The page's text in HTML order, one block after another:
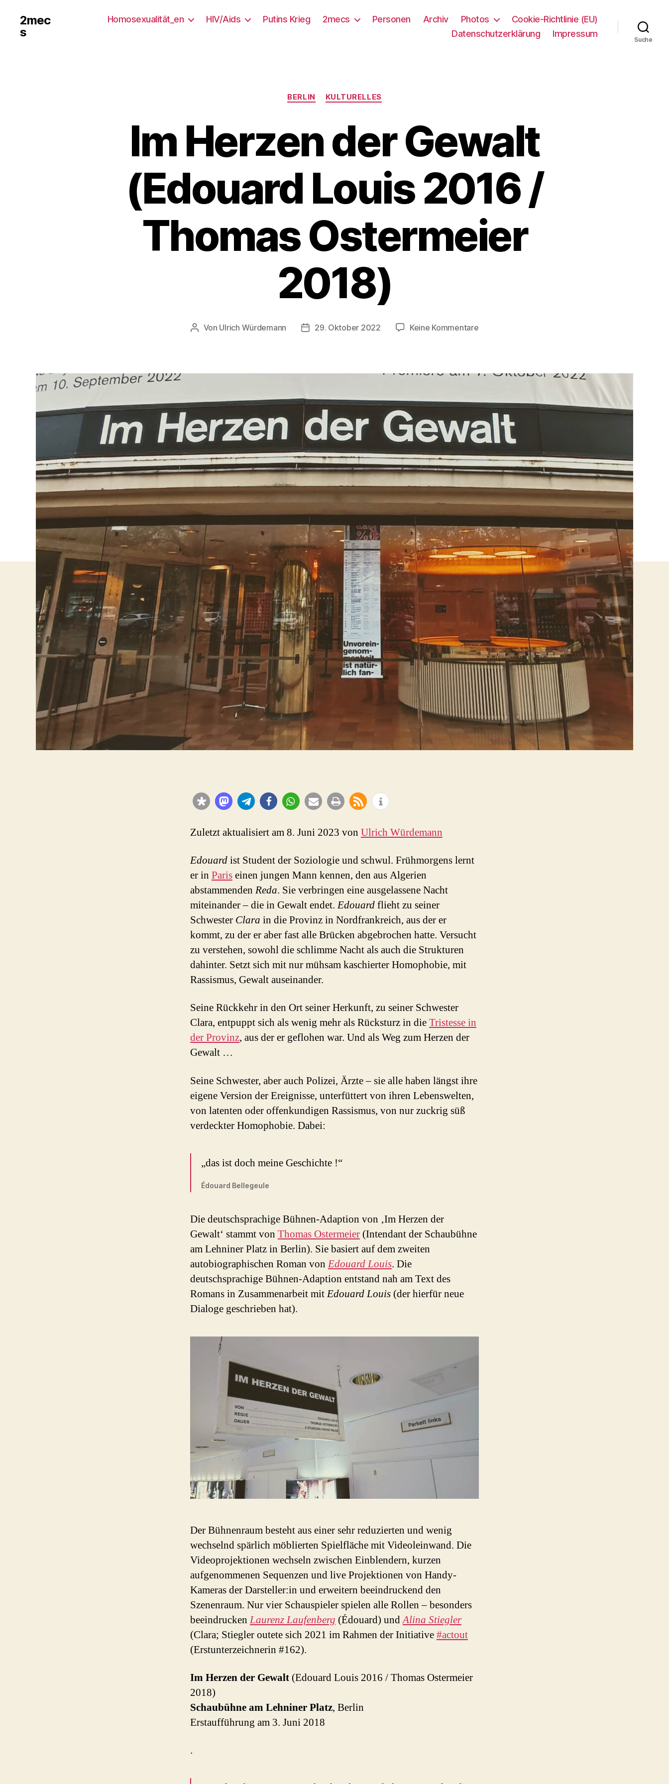
2mec
s
Homosexualität_en HIV/Aids Putins Krieg 2mecs Personen Archiv Photos
Cookie-Richtlinie (EU)
Datenschutzerklärung
Impressum
Suche
Kategorien
BERLIN KULTURELLES
Im Herzen der Gewalt
(Edouard Louis 2016 /
Thomas Ostermeier
2018)
Beitragsautor
Von Ulrich Würdemann Beitragsdatum
29. Oktober 2022 Keine Kommentarezu
Gewalt
2016
/
Thomas
Ostermeier
2018)
Zuletzt aktualisiert am 8. Juni 2023 von Ulrich Würdemann
Edouardist Student der Soziologie und schwul. Frühmorgens lernt
er in Pariseinen jungen Mann kennen, den aus Algerien
abstammenden Reda. Sie verbringen eine ausgelassene Nacht
miteinander – die in Gewalt endet.Edouardflieht zu seiner
Schwester Clara in die Provinz in Nordfrankreich, aus der er
kommt, zu der er aber fast alle Brücken abgebrochen hatte. Versucht
zu verstehen, sowohl die schlimme Nacht als auch die Strukturen
dahinter. Setzt sich mit nur mühsam kaschierter Homophobie, mit
Rassismus, Gewalt auseinander.
Seine Rückkehr in den Ort seiner Herkunft, zu seiner Schwester
Clara, entpuppt sich als wenig mehr als Rücksturz in dieTristesse in
der Provinz, aus der er geflohen war. Und als Weg zum Herzen der
Gewalt …
Seine Schwester, aber auch Polizei, Ärzte – sie alle haben längst ihre
eigene Version der Ereignisse, unterfüttert von ihren Lebenswelten,
von latenten oder offenkundigen Rassismus, von nur zuckrig süß
verdeckter Homophobie. Dabei:
„das ist doch meine Geschichte !“
Édouard Bellegeule
Die deutschsprachige Bühnen-Adaption von ‚Im Herzen der
Gewalt‘ stammt von Thomas Ostermeier (Intendant der Schaubühne
am Lehniner Platz in Berlin). Sie basiert auf dem zweiten
autobiographischen Roman von Edouard Louis. Die
deutschsprachige Bühnen-Adaption entstand nah am Text des
Romans in Zusammenarbeit mitEdouard Louis (der hierfür neue
Dialoge geschrieben hat).
Der Bühnenraum besteht aus einer sehr reduzierten und wenig
wechselnd spärlich möblierten Spielfläche mit Videoleinwand. Die
Videoprojektionen wechseln zwischen Einblendern, kurzen
aufgenommenen Sequenzen und live Projektionen von Handy-
Kameras der Darsteller:in und erweitern beeindruckend den
Szenenraum. Nur vier Schauspieler spielen alle Rollen – besonders
beeindrucken Laurenz Laufenberg (Édouard) undAlina Stiegler
(Clara; Stiegler outete sich 2021 im Rahmen der Initiative#actout
(Erstunterzeichnerin #162).
Im Herzen der Gewalt (Edouard Louis 2016 / Thomas Ostermeier
2018)
Schaubühne am Lehniner Platz, Berlin
Erstaufführung am 3. Juni 2018
.